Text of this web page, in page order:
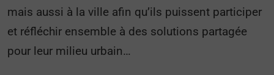
mais aussi à la ville afin qu’ils puissent participer
et réfléchir ensemble à des solutions partagée
pour leur milieu urbain…